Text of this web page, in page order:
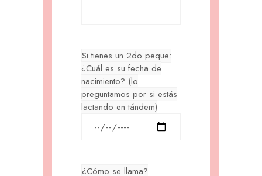
Si tienes un 2do peque:
¿Cuál es su fecha de
nacimiento? (lo
preguntamos por si estás
lactando en tándem)
¿Cómo se llama?